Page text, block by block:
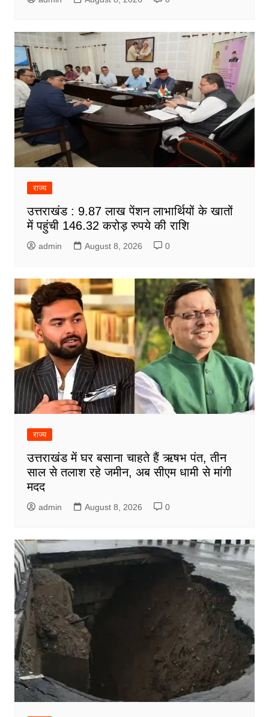
राज्य
उत्तराखंड : 9.87 लाख पेंशन लाभार्थियों के खातों
में पहुंची 146.32 करोड़ रुपये की राशि
admin August 8, 2026 0
राज्य
उत्तराखंड में घर बसाना चाहते हैं ऋषभ पंत, तीन
साल से तलाश रहे जमीन, अब सीएम धामी से मांगी
मदद
admin August 8, 2026 0